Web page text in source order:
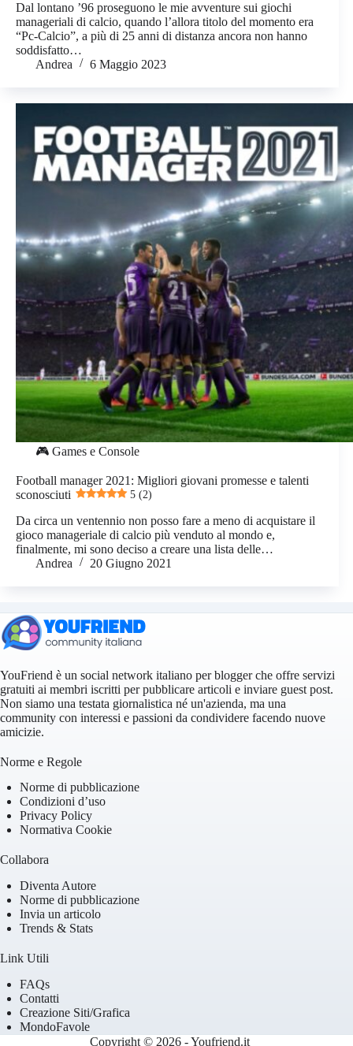
Dal lontano ’96 proseguono le mie avventure sui giochi
manageriali di calcio, quando l’allora titolo del momento era
“Pc-Calcio”, a più di 25 anni di distanza ancora non hanno
soddisfatto…
Andrea
6 Maggio 2023
🎮 Games e Console
Football manager 2021: Migliori giovani promesse e talenti
sconosciuti
5 (2)
Da circa un ventennio non posso fare a meno di acquistare il
gioco manageriale di calcio più venduto al mondo e,
finalmente, mi sono deciso a creare una lista delle…
Andrea
20 Giugno 2021
YouFriend è un social network italiano per blogger che offre servizi
gratuiti ai membri iscritti per pubblicare articoli e inviare guest post.
Non siamo una testata giornalistica né un'azienda, ma una
community con interessi e passioni da condividere facendo nuove
amicizie.
Norme e Regole
Norme di pubblicazione
Condizioni d’uso
Privacy Policy
Normativa Cookie
Collabora
Diventa Autore
Norme di pubblicazione
Invia un articolo
Trends & Stats
Link Utili
FAQs
Contatti
Creazione Siti/Grafica
MondoFavole
Copyright © 2026 - Youfriend.it